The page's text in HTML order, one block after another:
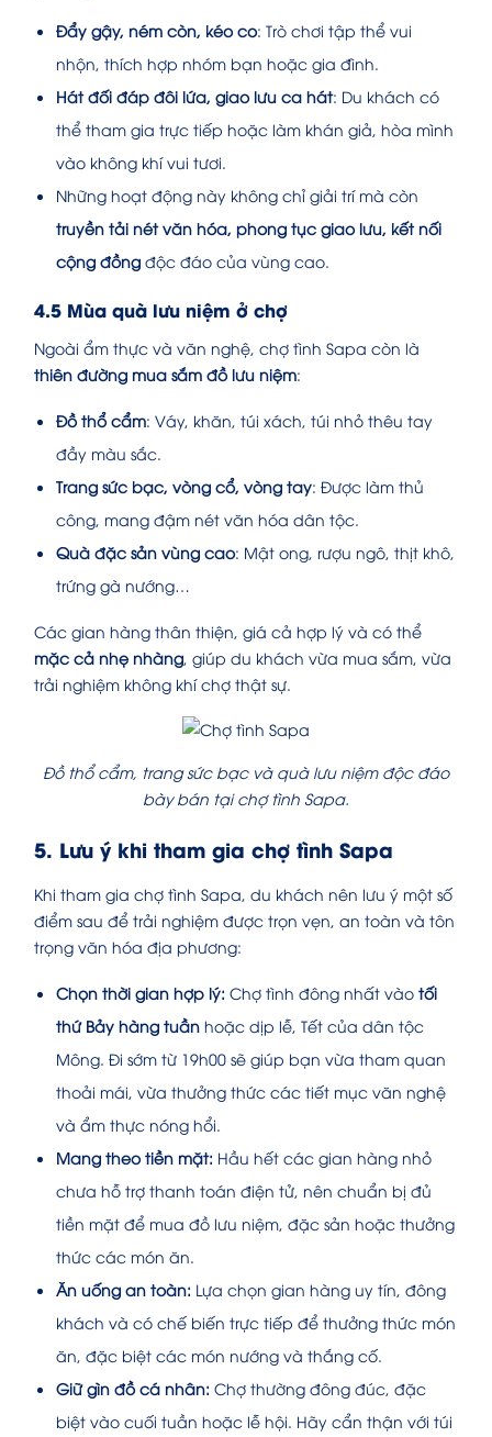
Đẩy gậy, ném còn, kéo co: Trò chơi tập thể vui
nhộn, thích hợp nhóm bạn hoặc gia đình.
Hát đối đáp đôi lứa, giao lưu ca hát: Du khách có
thể tham gia trực tiếp hoặc làm khán giả, hòa mình
vào không khí vui tươi.
Những hoạt động này không chỉ giải trí mà còn
truyền tải nét văn hóa, phong tục giao lưu, kết nối
cộng đồng độc đáo của vùng cao.
4.5 Mùa quà lưu niệm ở chợ
Ngoài ẩm thực và văn nghệ, chợ tình Sapa còn là
thiên đường mua sắm đồ lưu niệm:
Đồ thổ cẩm: Váy, khăn, túi xách, túi nhỏ thêu tay
đầy màu sắc.
Trang sức bạc, vòng cổ, vòng tay: Được làm thủ
công, mang đậm nét văn hóa dân tộc.
Quà đặc sản vùng cao: Mật ong, rượu ngô, thịt khô,
trứng gà nướng…
Các gian hàng thân thiện, giá cả hợp lý và có thể
mặc cả nhẹ nhàng, giúp du khách vừa mua sắm, vừa
trải nghiệm không khí chợ thật sự.
Đồ thổ cẩm, trang sức bạc và quà lưu niệm độc đáo
bày bán tại chợ tình Sapa.
5. Lưu ý khi tham gia chợ tình Sapa
Khi tham gia chợ tình Sapa, du khách nên lưu ý một số
điểm sau để trải nghiệm được trọn vẹn, an toàn và tôn
trọng văn hóa địa phương:
Chọn thời gian hợp lý: Chợ tình đông nhất vào tối
thứ Bảy hàng tuần hoặc dịp lễ, Tết của dân tộc
Mông. Đi sớm từ 19h00 sẽ giúp bạn vừa tham quan
thoải mái, vừa thưởng thức các tiết mục văn nghệ
và ẩm thực nóng hổi.
Mang theo tiền mặt: Hầu hết các gian hàng nhỏ
chưa hỗ trợ thanh toán điện tử, nên chuẩn bị đủ
tiền mặt để mua đồ lưu niệm, đặc sản hoặc thưởng
thức các món ăn.
Ăn uống an toàn: Lựa chọn gian hàng uy tín, đông
khách và có chế biến trực tiếp để thưởng thức món
ăn, đặc biệt các món nướng và thắng cố.
Giữ gìn đồ cá nhân: Chợ thường đông đúc, đặc
biệt vào cuối tuần hoặc lễ hội. Hãy cẩn thận với túi